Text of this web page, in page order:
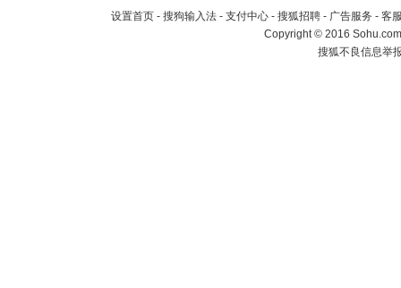
设置首页 - 搜狗输入法 - 支付中心 - 搜狐招聘 - 广告服务 - 客
Copyright©2016
搜狐不良信息举